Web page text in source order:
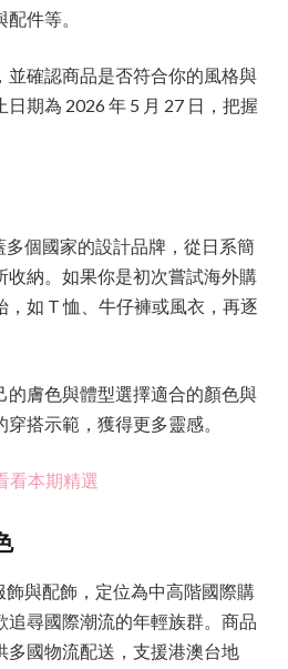
件等。
並確認商品是否符合你的風格與
期為 2026 年 5 月 27 日，把握
多個國家的設計品牌，從日系簡
收納。如果你是初次嘗試海外購
如 T 恤、牛仔褲或風衣，再逐
的膚色與體型選擇適合的顏色與
搭示範，獲得更多靈感。
看本期精選
飾與配飾，定位為中高階國際購
追尋國際潮流的年輕族群。商品
多國物流配送，支援港澳台地